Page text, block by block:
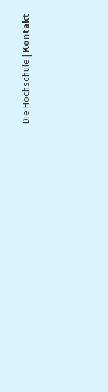
Die Hochschule |
Kontakt